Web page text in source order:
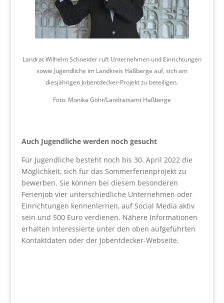
Landrat Wilhelm Schneider ruft Unternehmen und Einrichtungen
sowie Jugendliche im Landkreis Haßberge auf, sich am
diesjährigen Jobentdecker-Projekt zu beteiligen.
Foto: Monika Göhr/Landratsamt Haßberge
Auch Jugendliche werden noch gesucht
Für Jugendliche besteht noch bis 30. April 2022 die
Möglichkeit, sich für das Sommerferienprojekt zu
bewerben. Sie können bei diesem besonderen
Ferienjob vier unterschiedliche Unternehmen oder
Einrichtungen kennenlernen, auf Social Media aktiv
sein und 500 Euro verdienen. Nähere Informationen
erhalten Interessierte unter den oben aufgeführten
Kontaktdaten oder der Jobentdecker-Webseite.